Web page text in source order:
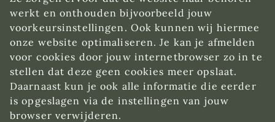
werkt en onthouden bijvoorbeeld jouw
voorkeursinstellingen. Ook kunnen wij hiermee
onze website optimaliseren. Je kan je afmelden
voor cookies door jouw internetbrowser zo in te
stellen dat deze geen cookies meer opslaat.
Daarnaast kun je ook alle informatie die eerder
is opgeslagen via de instellingen van jouw
browser verwijderen.